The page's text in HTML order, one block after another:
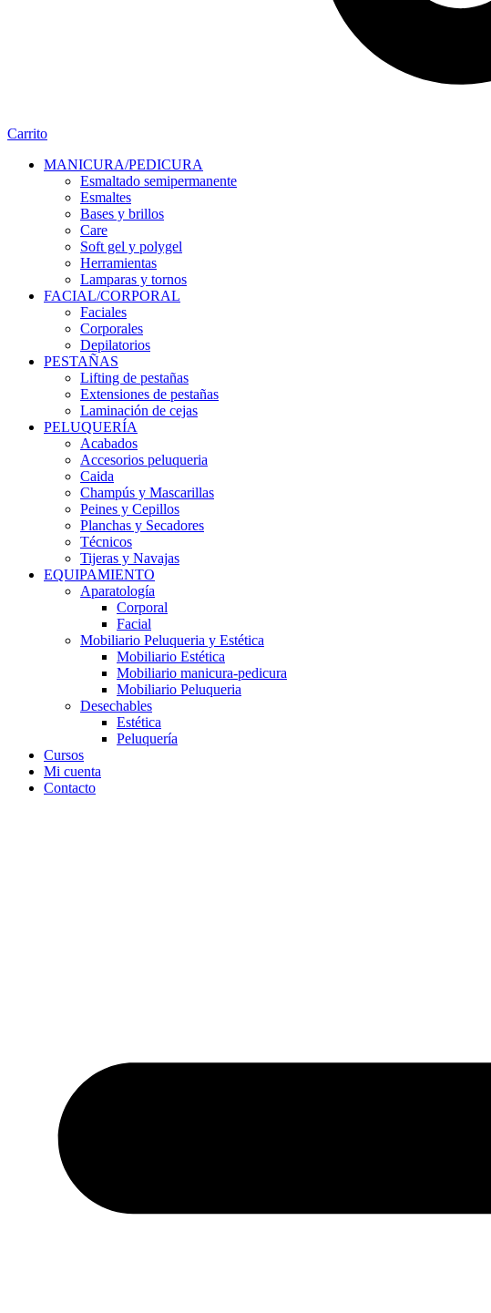
Carrito
MANICURA/PEDICURA
Esmaltado semipermanente
Esmaltes
Bases y brillos
Care
Soft gel y polygel
Herramientas
Lamparas y tornos
FACIAL/CORPORAL
Faciales
Corporales
Depilatorios
PESTAÑAS
Lifting de pestañas
Extensiones de pestañas
Laminación de cejas
PELUQUERÍA
Acabados
Accesorios peluqueria
Caida
Champús y Mascarillas
Peines y Cepillos
Planchas y Secadores
Técnicos
Tijeras y Navajas
EQUIPAMIENTO
Aparatología
Corporal
Facial
Mobiliario Peluqueria y Estética
Mobiliario Estética
Mobiliario manicura-pedicura
Mobiliario Peluqueria
Desechables
Estética
Peluquería
Cursos
Mi cuenta
Contacto